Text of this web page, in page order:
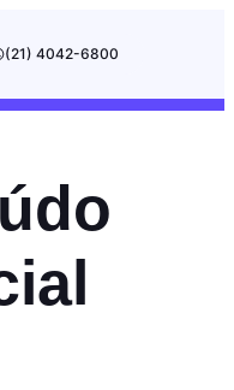
(21) 4042-6800